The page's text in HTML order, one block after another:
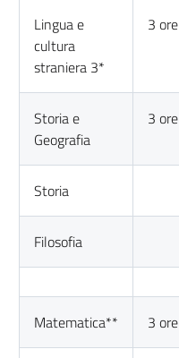
Lingua e
cultura
straniera 3*
3 ore
Storia e
Geografia
3 ore
Storia
Filosofia
Matematica** 3 ore